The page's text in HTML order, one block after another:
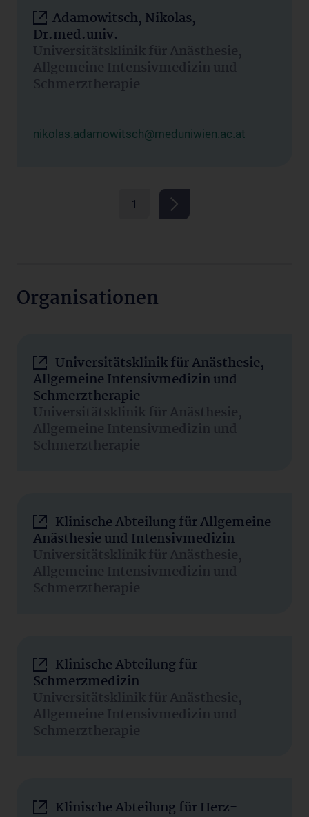
Adamowitsch, Nikolas,
Dr.med.univ.
Universitätsklinik für Anästhesie,
Allgemeine Intensivmedizin und
Schmerztherapie
nikolas.adamowitsch@meduniwien.ac.at
1
Organisationen
Universitätsklinik für Anästhesie,
Allgemeine Intensivmedizin und
Schmerztherapie
Universitätsklinik für Anästhesie,
Allgemeine Intensivmedizin und
Schmerztherapie
Klinische Abteilung für Allgemeine
Anästhesie und Intensivmedizin
Universitätsklinik für Anästhesie,
Allgemeine Intensivmedizin und
Schmerztherapie
Klinische Abteilung für
Schmerzmedizin
Universitätsklinik für Anästhesie,
Allgemeine Intensivmedizin und
Schmerztherapie
Klinische Abteilung für Herz-